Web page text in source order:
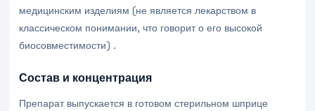
медицинским изделиям (не является лекарством в
классическом понимании, что говорит о его высокой
биосовместимости) .
Состав и концентрация
Препарат выпускается в готовом стерильном шприце